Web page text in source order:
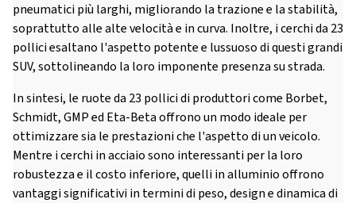
pneumatici più larghi, migliorando la trazione e la stabilità,
soprattutto alle alte velocità e in curva. Inoltre, i cerchi da 23
pollici esaltano l'aspetto potente e lussuoso di questi grandi
SUV, sottolineando la loro imponente presenza su strada.
In sintesi, le ruote da 23 pollici di produttori come Borbet,
Schmidt, GMP ed Eta-Beta offrono un modo ideale per
ottimizzare sia le prestazioni che l'aspetto di un veicolo.
Mentre i cerchi in acciaio sono interessanti per la loro
robustezza e il costo inferiore, quelli in alluminio offrono
vantaggi significativi in termini di peso, design e dinamica di